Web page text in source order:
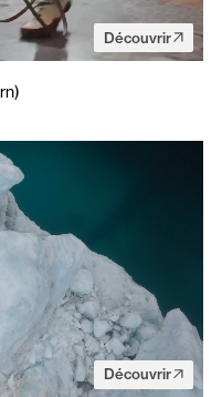
Découvrir
Découvrir